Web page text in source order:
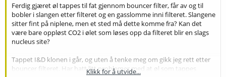
Ferdig gjæret øl tappes til fat gjennom bouncer filter, får av og til
bobler i slangen etter filteret og en gasslomme inni filteret. Slangene
sitter fint på niplene, men et sted må dette komme fra? Kan det
være bare oppløst CO2 i ølet som løses opp da filteret blir en slags
nucleus site?
Tappet I&D klonen i går, og uten å tenke meg om gikk jeg rett etter
bouncer filteret. Har hatt litt problemer med at øl som tappes
Klikk for å utvide...